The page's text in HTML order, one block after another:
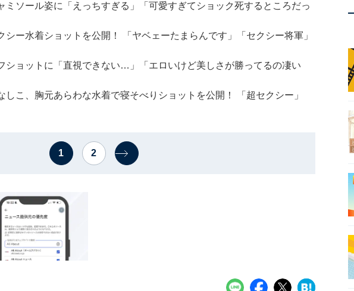
ミソール姿に「えっちすぎる」「可愛すぎてショック死するところだっ
ー水着ショットを公開！ 「ヤベェーたまらんです」「セクシー将軍」
ショットに「直視できない…」「エロいけど美しさが勝ってるの凄い
しこ、胸元あらわな水着で寝そべりショットを公開！ 「超セクシー」
1 2